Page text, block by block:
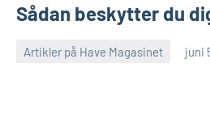
Sådan beskytter du
Artikler på Have Magasinet juni